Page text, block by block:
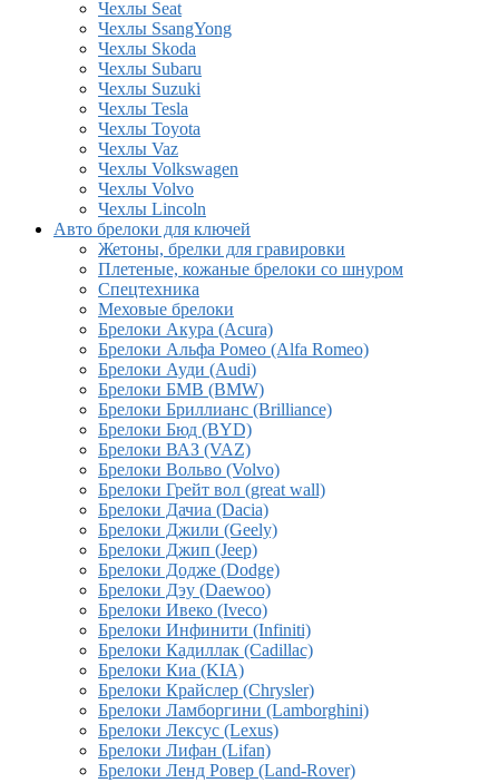
Чехлы Seat
Чехлы SsangYong
Чехлы Skoda
Чехлы Subaru
Чехлы Suzuki
Чехлы Tesla
Чехлы Toyota
Чехлы Vaz
Чехлы Volkswagen
Чехлы Volvo
Чехлы Lincoln
Авто брелоки для ключей
Жетоны, брелки для гравировки
Плетеные, кожаные брелоки со шнуром
Спецтехника
Меховые брелоки
Брелоки Акура (Acura)
Брелоки Альфа Ромео (Alfa Romeo)
Брелоки Ауди (Audi)
Брелоки БМВ (BMW)
Брелоки Бриллианс (Brilliance)
Брелоки Бюд (BYD)
Брелоки ВАЗ (VAZ)
Брелоки Вольво (Volvo)
Брелоки Грейт вол (great wall)
Брелоки Дачиа (Dacia)
Брелоки Джили (Geely)
Брелоки Джип (Jeep)
Брелоки Додже (Dodge)
Брелоки Дэу (Daewoo)
Брелоки Ивеко (Iveco)
Брелоки Инфинити (Infiniti)
Брелоки Кадиллак (Cadillac)
Брелоки Киа (KIA)
Брелоки Крайслер (Chrysler)
Брелоки Ламборгини (Lamborghini)
Брелоки Лексус (Lexus)
Брелоки Лифан (Lifan)
Брелоки Ленд Ровер (Land-Rover)